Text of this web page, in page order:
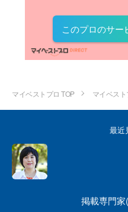
このプロのサー
マイベストプロ TOP マイベス
最近
掲載専門